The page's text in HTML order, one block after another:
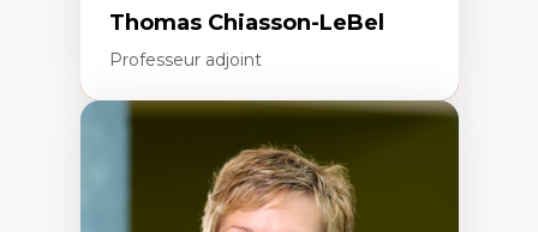
Thomas Chiasson-LeBel
Professeur adjoint
Théories du développement
Économie politique comparée
Élites économiques